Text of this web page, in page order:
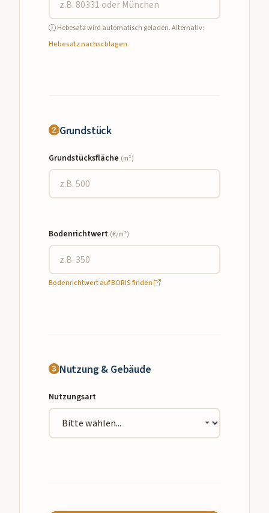
Hebesatz wird automatisch geladen. Alternativ:
Hebesatz nachschlagen
Grundstück
Grundstücksfläche (m²)
Bodenrichtwert (€/m²)
Bodenrichtwert auf BORIS finden
Nutzung & Gebäude
Nutzungsart